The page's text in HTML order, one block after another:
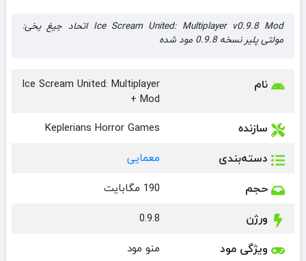
Ice Scream United: Multiplayer v0.9.8 Mod اتحاد جیغ یخی:
مولتی پلیر نسخه 0.9.8 مود شده
نام
Ice Scream United: Multiplayer
+ Mod
سازنده Keplerians Horror Games
دسته‌بندی معمایی
حجم 190 مگابایت
ورژن 0.9.8
ویژگی مود منو مود